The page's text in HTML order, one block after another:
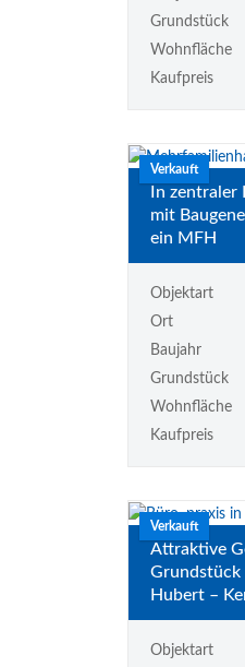
Grundstück
Wohnfläche
Kaufpreis
Verkauft
In zentraler
mit
ein MFH
Objektart
Ort
Baujahr
Grundstück
Wohnfläche
Kaufpreis
Verkauft
Attraktive
Grundstück
Hubert –
Objektart